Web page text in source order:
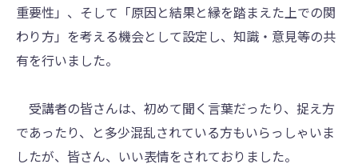
重要性」、そして「原因と結果と縁を踏まえた上での関
わり方」を考える機会として設定し、知識・意見等の共
有を行いました。
受講者の皆さんは、初めて聞く言葉だったり、捉え方
であったり、と多少混乱されている方もいらっしゃいま
したが、皆さん、いい表情をされておりました。